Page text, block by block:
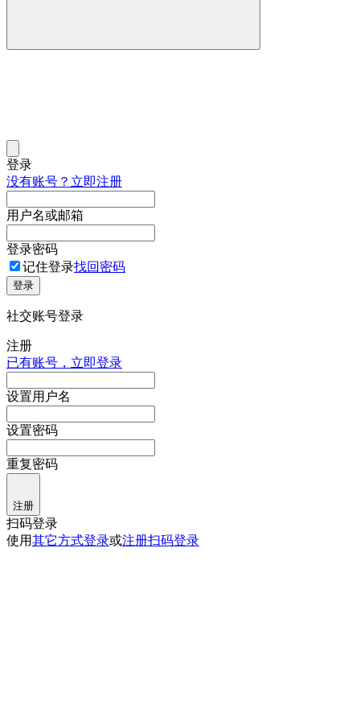
登录
没有账号？立即注册
用户名或邮箱
登录密码
记住登录找回密码
登录
社交账号登录
注册
已有账号，立即登录
设置用户名
设置密码
重复密码
注册
扫码登录
使用其它方式登录或注册扫码登录